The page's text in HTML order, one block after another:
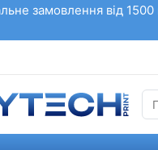
замовлення від